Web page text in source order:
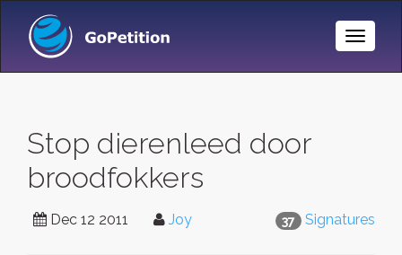
Toggle
Stop dierenleed door
broodfokkers
37 Signatures
Dec 12 2011 Joy